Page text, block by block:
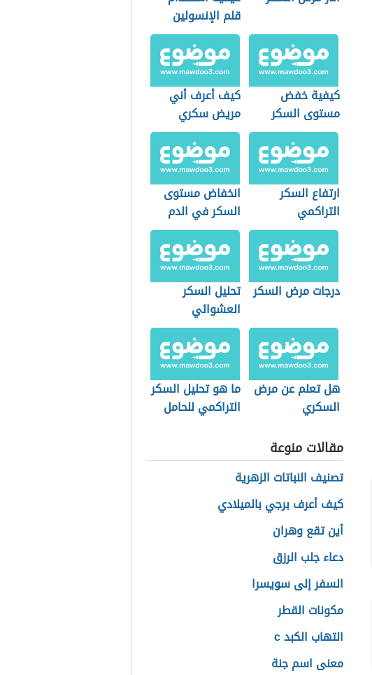
قلم الإنسولين
كيفية خفض
مستوى السكر
كيف أعرف أني
مريض سكري
ارتفاع السكر
التراكمي
انخفاض مستوى
السكر في الدم
درجات مرض السكر تحليل السكر
العشوائي
هل تعلم عن مرض
السكري
ما هو تحليل السكر
التراكمي للحامل
مقالات منوعة
تصنيف النباتات الزهرية
كيف أعرف برجي بالميلادي
أين تقع وهران
دعاء جلب الرزق
السفر إلى سويسرا
مكونات القطر
التهاب الكبد c
معنى اسم جنة